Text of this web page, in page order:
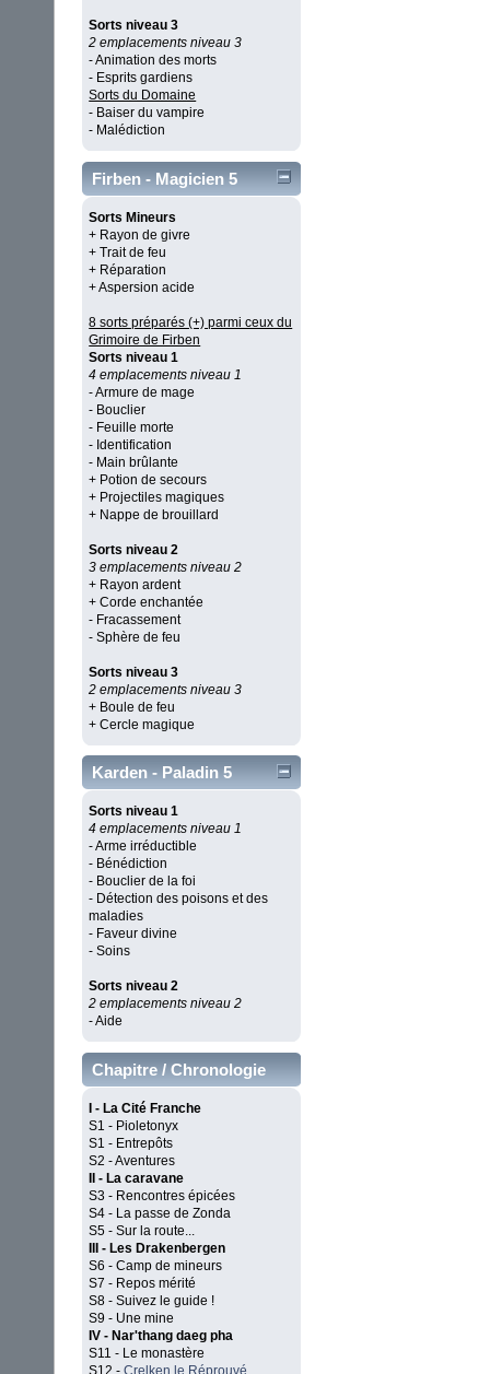
Sorts niveau 3
2 emplacements niveau 3
- Animation des morts
- Esprits gardiens
Sorts du Domaine
- Baiser du vampire
- Malédiction
Firben - Magicien 5
Sorts Mineurs
+ Rayon de givre
+ Trait de feu
+ Réparation
+ Aspersion acide
8 sorts préparés (+) parmi ceux du
Grimoire de Firben
Sorts niveau 1
4 emplacements niveau 1
- Armure de mage
- Bouclier
- Feuille morte
- Identification
- Main brûlante
+ Potion de secours
+ Projectiles magiques
+ Nappe de brouillard
Sorts niveau 2
3 emplacements niveau 2
+ Rayon ardent
+ Corde enchantée
- Fracassement
- Sphère de feu
Sorts niveau 3
2 emplacements niveau 3
+ Boule de feu
+ Cercle magique
Karden - Paladin 5
Sorts niveau 1
4 emplacements niveau 1
- Arme irréductible
- Bénédiction
- Bouclier de la foi
- Détection des poisons et des
maladies
- Faveur divine
- Soins
Sorts niveau 2
2 emplacements niveau 2
- Aide
Chapitre / Chronologie
I - La Cité Franche
S1 - Pioletonyx
S1 - Entrepôts
S2 - Aventures
II - La caravane
S3 - Rencontres épicées
S4 - La passe de Zonda
S5 - Sur la route...
III - Les Drakenbergen
S6 - Camp de mineurs
S7 - Repos mérité
S8 - Suivez le guide !
S9 - Une mine
IV - Nar'thang daeg pha
S11 - Le monastère